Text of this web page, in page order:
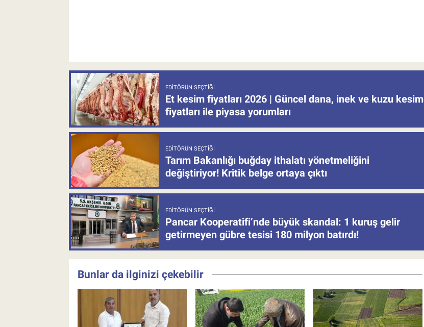
EDITÖRÜN SEÇTIĞI
Et kesim fiyatları 2026 | Güncel dana, inek ve kuzu kesim
fiyatları ile piyasa yorumları
EDITÖRÜN SEÇTIĞI
Tarım Bakanlığı buğday ithalatı yönetmeliğini
değiştiriyor! Kritik belge ortaya çıktı
EDITÖRÜN SEÇTIĞI
Pancar Kooperatifi’nde büyük skandal: 1 kuruş gelir
getirmeyen gübre tesisi 180 milyon batırdı!
Bunlar da ilginizi çekebilir